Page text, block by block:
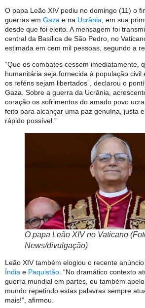
O papa Leão XIV pediu no domingo (11) o
guerras em Gaza e na Ucrânia , em sua
desde que foi eleito. A mensagem foi
central da Basílica de São Pedro, no
estimada em cem mil pessoas, segundo a
“Que os combates cessem imediatamente,
humanitária seja fornecida à população civil
os reféns sejam libertados”, declarou o
Gaza. Sobre a guerra da Ucrânia,
coração os sofrimentos do amado povo
feito para alcançar uma paz genuína, justa
rápido possível.”
O papa Leão XIV no Vaticano
News/divulgação)
Leão XIV também elogiou o recente
Índia e Paquistão. “No dramático contexto
guerra mundial em partes, eu também
mundo repetindo estas palavras sempre
mais!”, afirmou.